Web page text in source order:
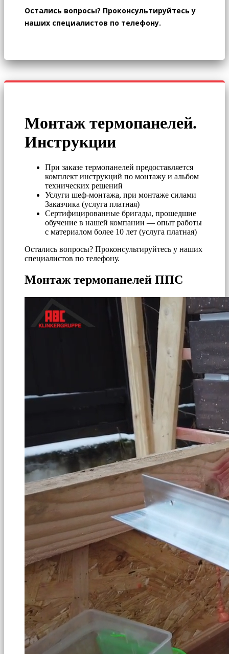
Остались вопросы? Проконсультируйтесь у
наших специалистов по телефону.
Монтаж термопанелей.
Инструкции
При заказе термопанелей предоставляется
комплект инструкций по монтажу и альбом
технических решений
Услуги шеф-монтажа, при монтаже силами
Заказчика (услуга платная)
Сертифицированные бригады, прошедшие
обучение в нашей компании — опыт работы
с материалом более 10 лет (услуга платная)
Остались вопросы? Проконсультируйтесь у наших
специалистов по телефону.
Монтаж термопанелей ППС